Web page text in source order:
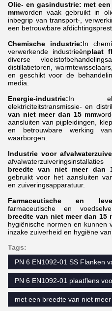
Olie- en gasindustrie: met
mmworden vaak gebruikt in
inbegrip van transport-,
een betrouwbare
Chemische industrie:In
verwerkende industrieënplaat
diverse
distillatietoren,
en geschikt voor de
media.
Energie-industrie:In
elektriciteitstransmissie- en
van niet meer dan 15 mm
aansluiten van pijpleidingen,
en betrouwbare werking
waarborgen.
Industrie voor
breedte van niet meer dan
gebruikt voor het aansluiten
en zuiveringsapparatuur.
Farmaceutische en
farmaceutische en
breedte van niet meer dan 15
hygiënische normen en kunnen
inzake zuiverheid en hygiëne
Tags:
PN 6 EN1092-01 SS Flanken
PN 6 EN1092-01 plaatflens
met een breedte van niet